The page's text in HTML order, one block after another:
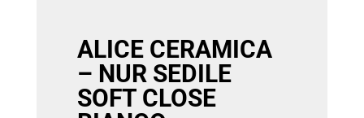
ALICE CERAMICA
– NUR SEDILE
SOFT CLOSE